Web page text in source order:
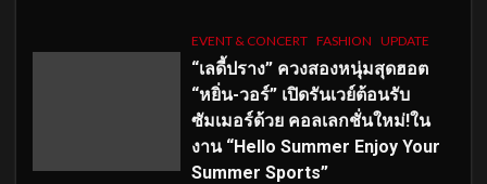
EVENT & CONCERT FASHION UPDATE
“เลดี้ปราง” ควงสองหนุ่มสุดฮอต
“หยิ่น-วอร์” เปิดรันเวย์ต้อนรับ
ซัมเมอร์ด้วย คอลเลกชั่นใหม่!ใน
งาน “Hello Summer Enjoy Your
Summer Sports”